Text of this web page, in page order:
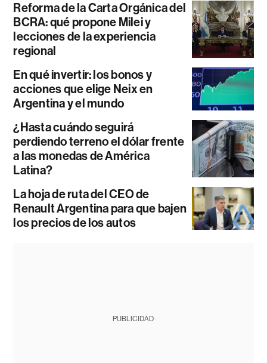
Reforma de la Carta Orgánica del
BCRA: qué propone Milei y
lecciones de la experiencia
regional
En qué invertir: los bonos y
acciones que elige Neix en
Argentina y el mundo
¿Hasta cuándo seguirá
perdiendo terreno el dólar frente
a las monedas de América
Latina?
La hoja de ruta del CEO de
Renault Argentina para que bajen
los precios de los autos
PUBLICIDAD